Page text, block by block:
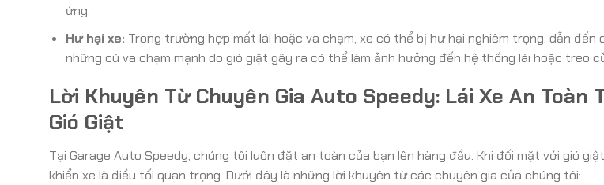
ứng.
Hư hại xe: Trong trường hợp mất lái hoặc va chạm, xe có thể bị hư hại nghiêm trọng, dẫn đến
những cú va chạm mạnh do gió giật gây ra có thể làm ảnh hưởng đến hệ thống lái hoặc treo
Lời Khuyên Từ Chuyên Gia Auto Speedy: Lái Xe An Toàn
Gió Giật
Tại Garage Auto Speedy, chúng tôi luôn đặt an toàn của bạn lên hàng đầu. Khi đối mặt với gió
khiển xe là điều tối quan trọng. Dưới đây là những lời khuyên từ các chuyên gia của chúng tôi: